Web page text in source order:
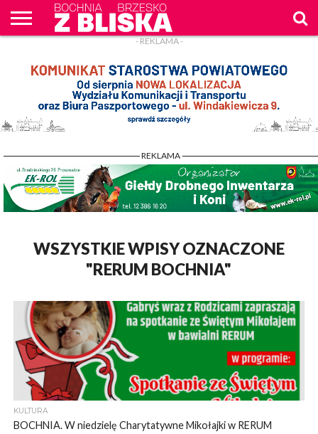
WPROST
REKLAM
- REKLAMA -
- REKLAMA -
WSZYSTKIE WPISY OZNACZONE
"RERUM BOCHNIA"
KULTURA
BOCHNIA. W niedzielę Charytatywne Mikołajki w RERUM